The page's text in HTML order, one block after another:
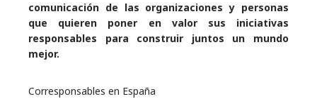
comunicación de las organizaciones y personas
que quieren poner en valor sus iniciativas
responsables para construir juntos un mundo
mejor.
Corresponsables en España